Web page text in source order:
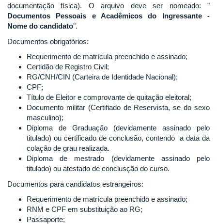
documentação física). O arquivo deve ser nomeado: "
Documentos Pessoais e Acadêmicos do Ingressante -
Nome do candidato".
Documentos obrigatórios:
Requerimento de matrícula preenchido e assinado;
Certidão de Registro Civil;
RG/CNH/CIN (Carteira de Identidade Nacional);
CPF;
Título de Eleitor e comprovante de quitação eleitoral;
Documento militar (Certifiado de Reservista, se do sexo
masculino);
Diploma de Graduação (devidamente assinado pelo
titulado) ou certificado de conclusão, contendo a data da
colação de grau realizada.
Diploma de mestrado (devidamente assinado pelo
titulado) ou atestado de conclusção do curso.
Documentos para candidatos estrangeiros:
Requerimento de matrícula preenchido e assinado;
RNM e CPF em substituição ao RG;
Passaporte;